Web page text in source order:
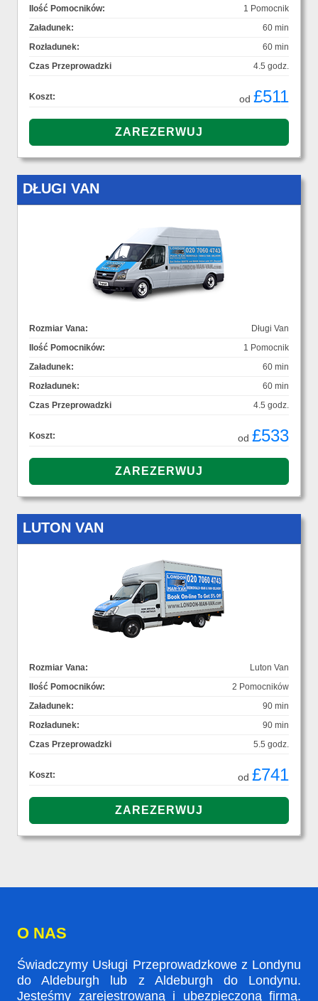
Ilość Pomocników:
1 Pomocnik
Załadunek:
60 min
Rozładunek:
60 min
Czas Przeprowadzki
4.5 godz.
Koszt: od £511
DŁUGI VAN
Rozmiar Vana:
Długi Van
Ilość Pomocników:
1 Pomocnik
Załadunek:
60 min
Rozładunek:
60 min
Czas Przeprowadzki
4.5 godz.
Koszt: od £533
LUTON VAN
Rozmiar Vana:
Luton Van
Ilość Pomocników:
2 Pomocników
Załadunek:
90 min
Rozładunek:
90 min
Czas Przeprowadzki
5.5 godz.
Koszt: od £741
O NAS
Świadczymy Usługi Przeprowadzkowe z Londynu
do Aldeburgh lub z Aldeburgh do Londynu.
Jesteśmy zarejestrowaną i ubezpieczoną firmą.